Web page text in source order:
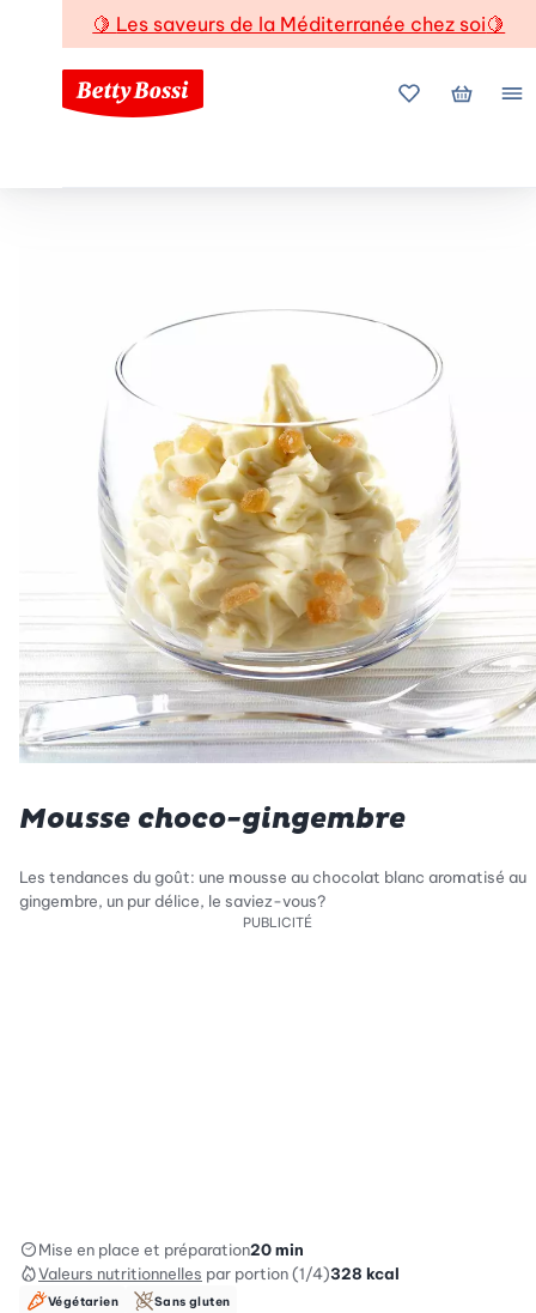
🍋 Les saveurs de la Méditerranée chez soi🍋
Mes favoris
Mon
Mousse choco-gingembre
Les tendances du goût: une mousse au chocolat blanc aromatisé au
gingembre, un pur délice, le saviez-vous?
PUBLICITÉ
Mise en place et préparation20 min
Valeurs nutritionnelles par portion (1/4)328 kcal
Végétarien Sans gluten